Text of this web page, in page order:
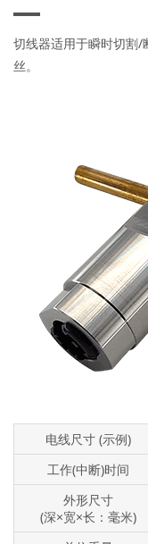
切线器适用于瞬时切割/
丝。
电线尺寸 (示例)
工作(中断)时间
外形尺寸
(深×宽×长：毫米)